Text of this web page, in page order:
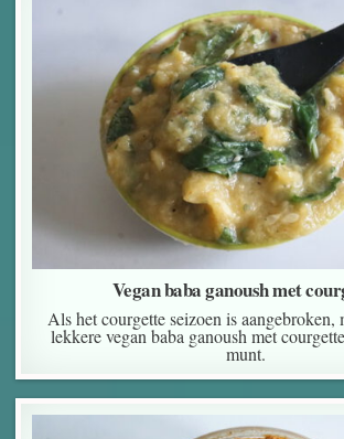
Vegan baba ganoush met
Als het courgette seizoen is aangebroken,
lekkere vegan baba ganoush met
munt.